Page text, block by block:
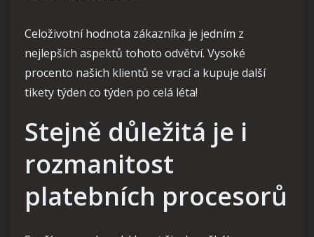
Celoživotní hodnota zákazníka je jedním z
nejlepších aspektů tohoto odvětví. Vysoké
procento našich klientů se vrací a kupuje další
tikety týden co týden po celá léta!
Stejně důležitá je i
rozmanitost
platebních procesorů